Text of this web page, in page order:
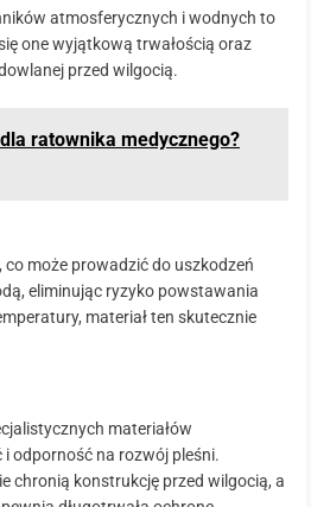
atmosferycznych i wodnych to
one wyjątkową trwałością oraz
przed wilgocią.
ratownika medycznego?
co może prowadzić do uszkodzeń
eliminując ryzyko powstawania
materiał ten skutecznie
materiałów
odporność na rozwój pleśni.
chronią konstrukcję przed wilgocią, a